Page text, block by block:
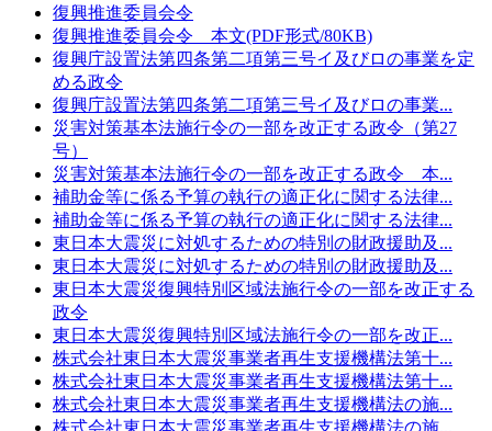
復興推進委員会令
復興推進委員会令 本文(PDF形式/80KB)
復興庁設置法第四条第二項第三号イ及びロの事業を定
める政令
復興庁設置法第四条第二項第三号イ及びロの事業...
災害対策基本法施行令の一部を改正する政令（第27
号）
災害対策基本法施行令の一部を改正する政令 本...
補助金等に係る予算の執行の適正化に関する法律...
補助金等に係る予算の執行の適正化に関する法律...
東日本大震災に対処するための特別の財政援助及...
東日本大震災に対処するための特別の財政援助及...
東日本大震災復興特別区域法施行令の一部を改正する
政令
東日本大震災復興特別区域法施行令の一部を改正...
株式会社東日本大震災事業者再生支援機構法第十...
株式会社東日本大震災事業者再生支援機構法第十...
株式会社東日本大震災事業者再生支援機構法の施...
株式会社東日本大震災事業者再生支援機構法の施...